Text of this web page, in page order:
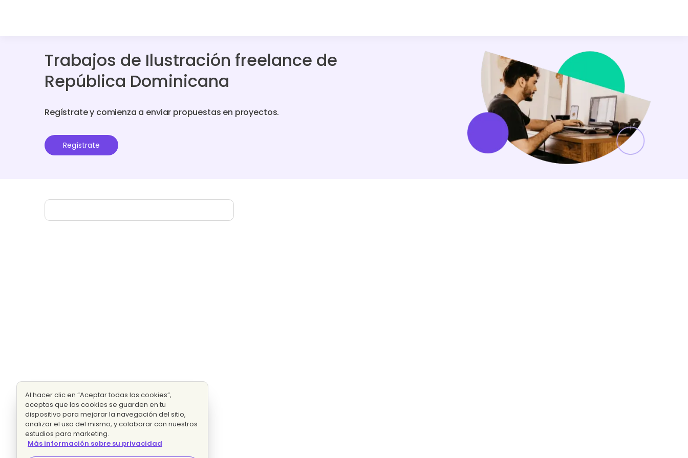
Trabajos de Ilustración freelance de
República Dominicana
Regístrate y comienza a enviar propuestas en proyectos.
Regístrate
Al hacer clic en “Aceptar todas las cookies”,
aceptas que las cookies se guarden en tu
dispositivo para mejorar la navegación del sitio,
analizar el uso del mismo, y colaborar con nuestros
estudios para marketing.
Más información sobre su privacidad